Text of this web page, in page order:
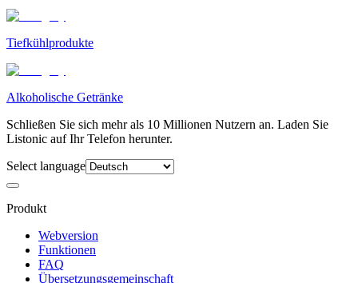
Tiefkühlprodukte
Alkoholische Getränke
Schließen Sie sich mehr als 10 Millionen Nutzern an. Laden Sie
Listonic auf Ihr Telefon herunter.
Select language
Produkt
Webversion
Funktionen
FAQ
Übersetzungsgemeinschaft